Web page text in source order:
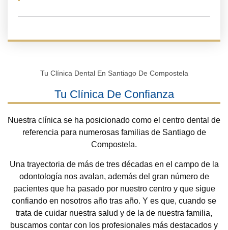
Tu Clínica Dental En Santiago De Compostela
Tu Clínica De Confianza
Nuestra clínica se ha posicionado como el centro dental de
referencia para numerosas familias de Santiago de
Compostela.
Una trayectoria de más de tres décadas en el campo de la
odontología nos avalan, además del gran número de
pacientes que ha pasado por nuestro centro y que sigue
confiando en nosotros año tras año. Y es que, cuando se
trata de cuidar nuestra salud y de la de nuestra familia,
buscamos contar con los profesionales más destacados y